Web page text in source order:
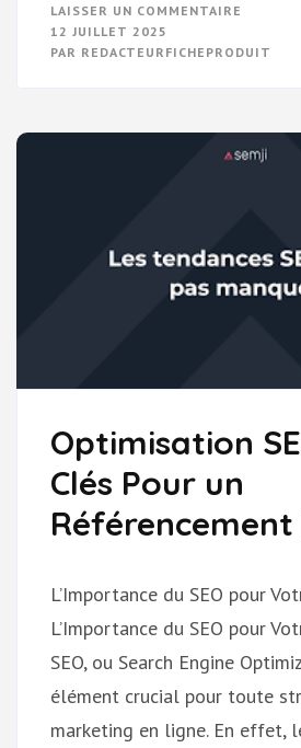
LAISSER UN COMMENTAIRE
SEO
EFFICACE
12 JUILLET 2025
PAR REDACTEURFICHEPRODUIT
Optimisation
Clés Pour un
Référencement
L’Importance du SEO pour
L’Importance du SEO pour
SEO, ou Search Engine
élément crucial pour toute
marketing en ligne. En effet,